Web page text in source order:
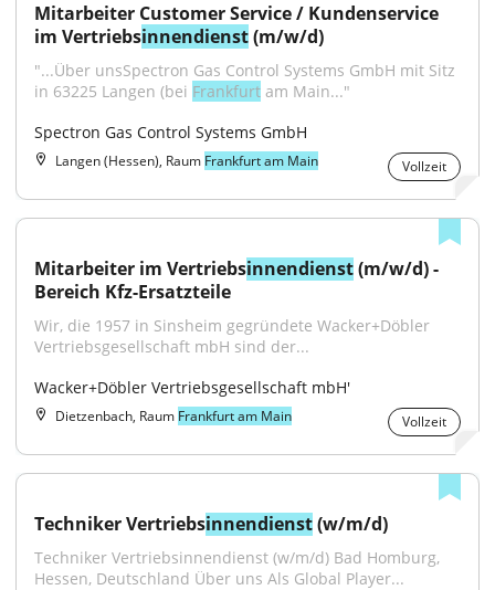
Mitarbeiter Customer Service / Kundenservice
im Vertriebsinnendienst (m/w/d)
"...Über unsSpectron Gas Control Systems GmbH mit Sitz
in 63225 Langen (bei Frankfurt am Main..."
Spectron Gas Control Systems GmbH
Langen (Hessen), Raum Frankfurt am Main Vollzeit
Mitarbeiter im Vertriebsinnendienst (m/w/d) -
Bereich Kfz-Ersatzteile
Wir, die 1957 in Sinsheim gegründete Wacker+Döbler
Vertriebsgesellschaft mbH sind der...
Wacker+Döbler Vertriebsgesellschaft mbH'
Dietzenbach, Raum Frankfurt am Main Vollzeit
Techniker Vertriebsinnendienst (w/m/d)
Techniker Vertriebsinnendienst (w/m/d) Bad Homburg,
Hessen, Deutschland Über uns Als Global Player...